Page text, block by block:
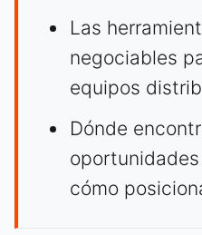
Las
negociables
equipos
Dónde
cómo